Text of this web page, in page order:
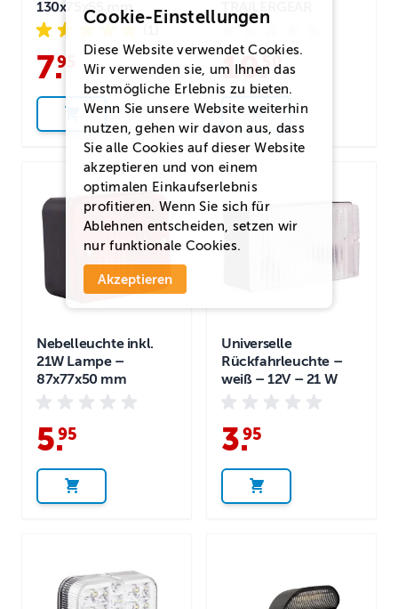
130x75x55 mm
7.
95 10.50
Nebelleuchte inkl.
21W Lampe –
87x77x50 mm
5.
95
Universelle
Rückfahrleuchte –
weiß – 12V – 21 W
3.
95
Cookie-Einstellungen
Diese Website verwendet Cookies.
Wir verwenden sie, um Ihnen das
bestmögliche Erlebnis zu bieten.
Wenn Sie unsere Website weiterhin
nutzen, gehen wir davon aus, dass
Sie alle Cookies auf dieser Website
akzeptieren und von einem
optimalen Einkaufserlebnis
profitieren. Wenn Sie sich für
Ablehnen entscheiden, setzen wir
nur funktionale Cookies.
Akzeptieren